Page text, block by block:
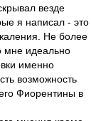
везде
я написал - это
Не более
мне идеально
именно
возможность
Фиорентины в